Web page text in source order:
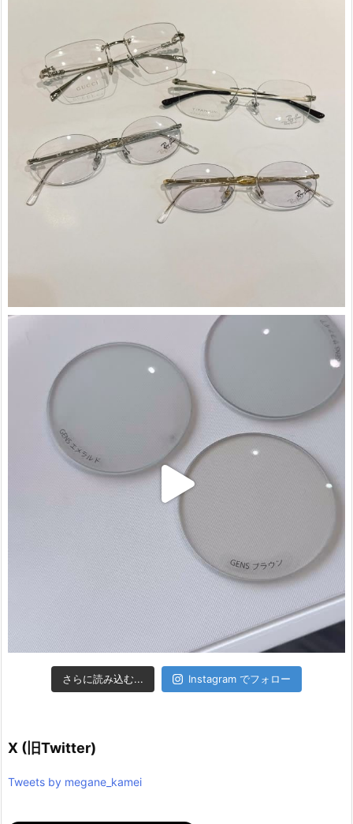
さらに読み込む... Instagram でフォロー
X (旧Twitter)
Tweets by megane_kamei